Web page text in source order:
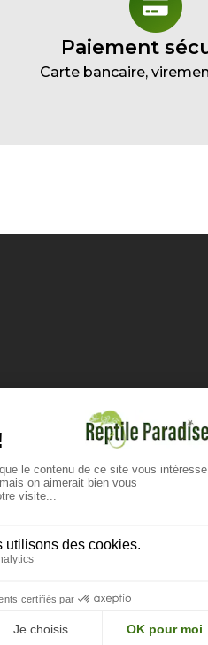
Paiement
Carte bancaire,
sécurisé